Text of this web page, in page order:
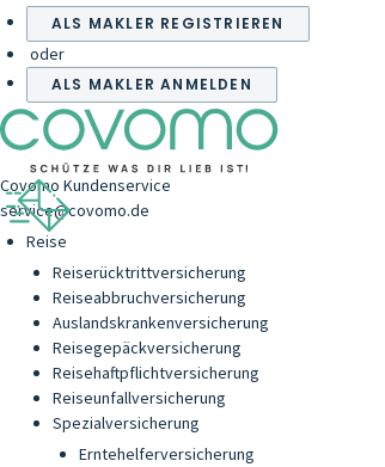
ALS MAKLER REGISTRIEREN
oder
ALS MAKLER ANMELDEN
Covomo Kundenservice
service@covomo.de
Reise
Reiserücktrittversicherung
Reiseabbruchversicherung
Auslandskrankenversicherung
Reisegepäckversicherung
Reisehaftpflichtversicherung
Reiseunfallversicherung
Spezialversicherung
Erntehelferversicherung